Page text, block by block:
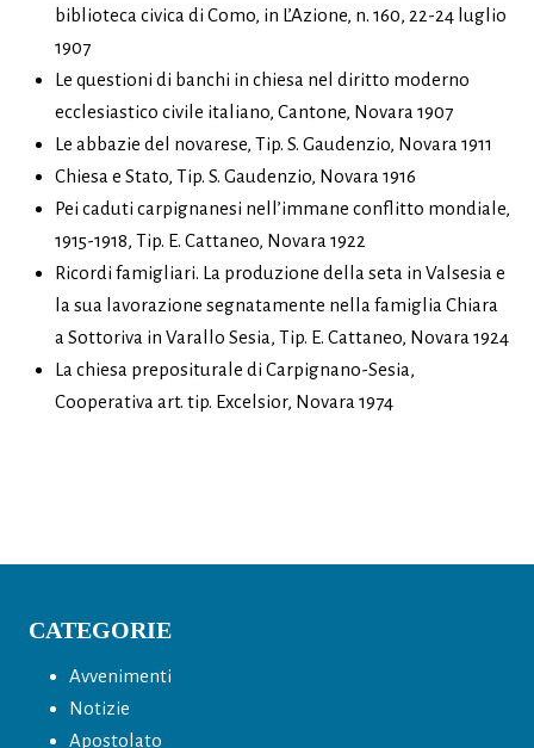
biblioteca civica di Como, in L’Azione, n. 160, 22-24 luglio
1907
Le questioni di banchi in chiesa nel diritto moderno
ecclesiastico civile italiano, Cantone, Novara 1907
Le abbazie del novarese, Tip. S. Gaudenzio, Novara 1911
Chiesa e Stato, Tip. S. Gaudenzio, Novara 1916
Pei caduti carpignanesi nell’immane conflitto mondiale,
1915-1918, Tip. E. Cattaneo, Novara 1922
Ricordi famigliari. La produzione della seta in Valsesia e
la sua lavorazione segnatamente nella famiglia Chiara
a Sottoriva in Varallo Sesia, Tip. E. Cattaneo, Novara 1924
La chiesa prepositurale di Carpignano-Sesia,
Cooperativa art. tip. Excelsior, Novara 1974
CATEGORIE
Avvenimenti
Notizie
Apostolato